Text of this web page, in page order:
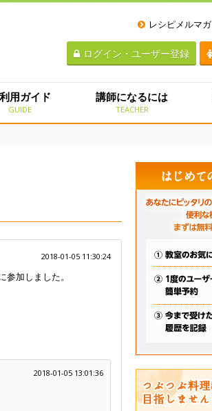
レシピメルマガ
ログイン・ユーザー登録
用ガイド
GUIDE
講師になるには
TEACHER
2018-01-05 11:30:24
加しました。
2018-01-05 13:01:36